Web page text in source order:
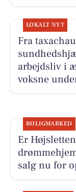
LOKALT NYT
Fra
arbejdsliv i
voksne
BOLIGMARKED
Er
salg nu for